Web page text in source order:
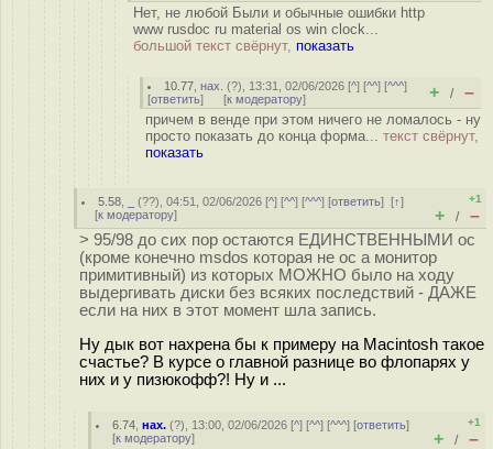
Нет, не любой Были и обычные ошибки http
www rusdoc ru material os win clock...
большой текст свёрнут, показать
10.77 ,нах. (?), 13:31, 02/06/2026 [^] [^^] [^^^]
[ответить] [к модератору] + / –
причем в венде при этом ничего не ломалось - ну
просто показать до конца форма... текст свёрнут,
показать
5.58 (??), 04:51, 02/06/2026 [^] [^^] [^^^] [ответить][↑]
[к модератору]
+1
+ / –
> 95/98 до сих пор остаются ЕДИНСТВЕННЫМИ ос
(кроме конечно msdos которая не ос а монитор
примитивный) из которых МОЖНО было на ходу
выдергивать диски без всяких последствий - ДАЖЕ
если на них в этот момент шла запись.
Ну дык вот нахрена бы к примеру на Macintosh такое
счастье? В курсе о главной разнице во флопарях у
них и у пизюкофф?! Ну и ...
6.74 ,нах. (?), 13:00, 02/06/2026 [^] [^^] [^^^] [ответить]
[к модератору]
+1
+ / –